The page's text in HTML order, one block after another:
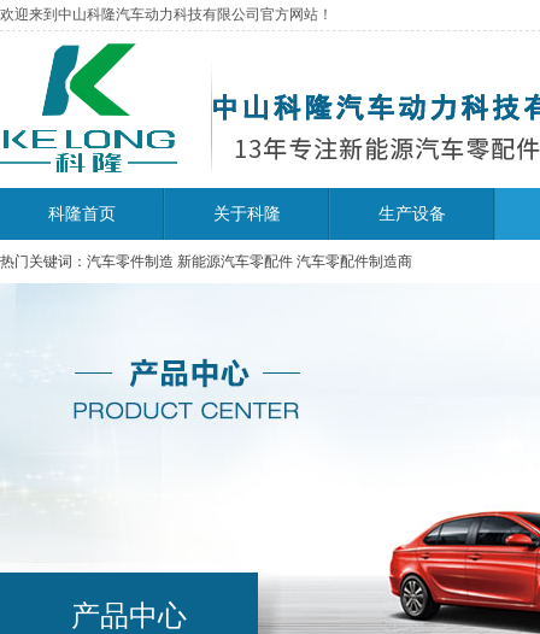
欢迎来到中山科隆汽车动力科技有限公司官方网站！
科隆首页 关于科隆 生产设备
热门关键词：汽车零件制造 新能源汽车零配件 汽车零配件制造商
产品中心